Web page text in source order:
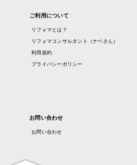
ご利用について
リフォマとは？
リフォマコンサルタント（ナベさん）
利用規約
プライバシーポリシー
お問い合わせ
お問い合わせ